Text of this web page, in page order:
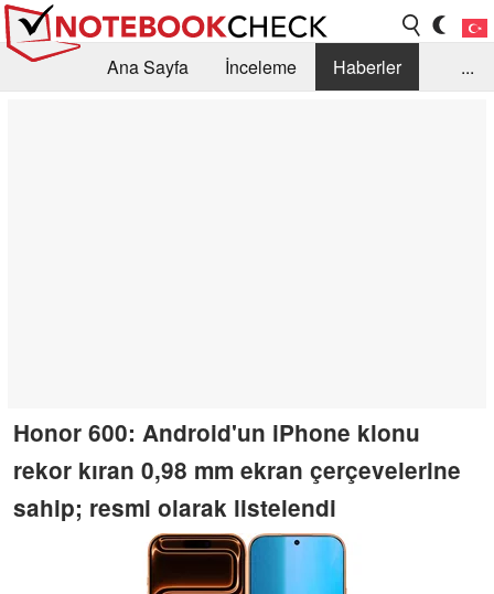
Ana Sayfa İnceleme
Haberler
...
Honor 600: Android'un iPhone klonu
rekor kıran 0,98 mm ekran çerçevelerine
sahip; resmi olarak listelendi